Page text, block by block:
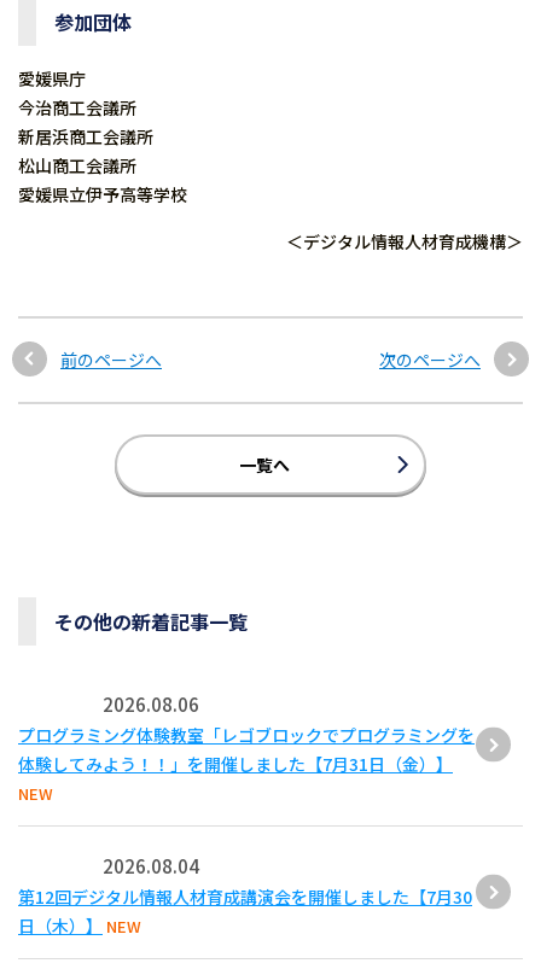
参加団体
愛媛県庁
今治商工会議所
新居浜商工会議所
松山商工会議所
愛媛県立伊予高等学校
＜デジタル情報人材育成機構＞
前のページへ 次のページへ
一覧へ
その他の新着記事一覧
2026.08.06
プログラミング体験教室「レゴブロックでプログラミングを
体験してみよう！！」を開催しました【7月31日（金）】
NEW
2026.08.04
第12回デジタル情報人材育成講演会を開催しました【7月30
日（木）】
NEW